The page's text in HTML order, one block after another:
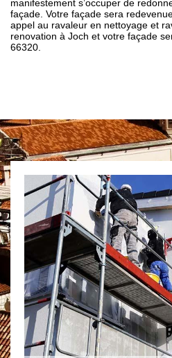
manifestement s’occuper de
façade. Votre façade sera
appel au ravaleur en nettoyage et
renovation à Joch et votre façade
66320.